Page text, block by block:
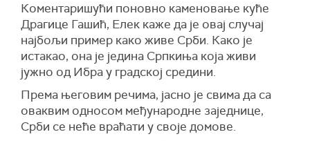
Коментаришући поновно каменовање куће
Драгице Гашић, Елек каже да је овај случај
најбољи пример како живе Срби. Како је
истакао, она је једина Српкиња која живи
јужно од Ибра у градској средини.
Према његовим речима, јасно је свима да са
оваквим односом међународне заједнице,
Срби се неће враћати у своје домове.